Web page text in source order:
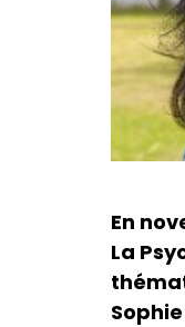
En
La